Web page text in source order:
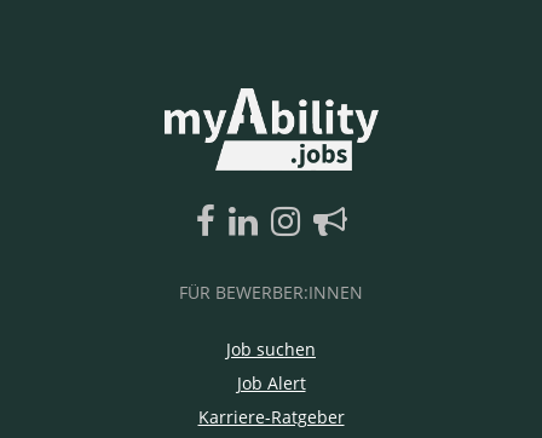
FÜR BEWERBER:INNEN
Job suchen
Job Alert
Karriere-Ratgeber